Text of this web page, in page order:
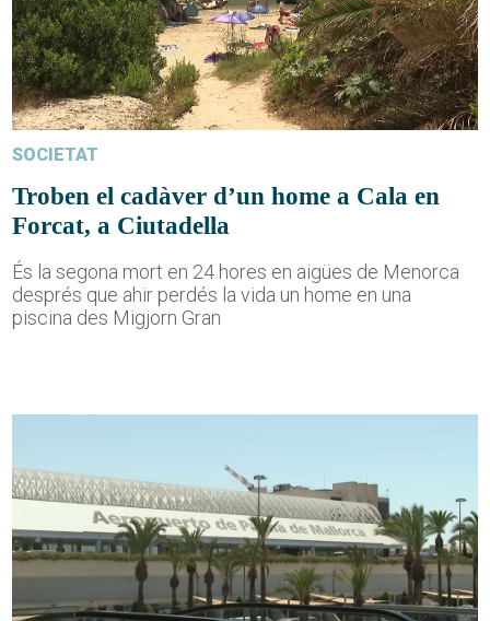
SOCIETAT
Troben el cadàver d’un home a Cala en
Forcat, a Ciutadella
És la segona mort en 24 hores en aigües de Menorca
després que ahir perdés la vida un home en una
piscina des Migjorn Gran